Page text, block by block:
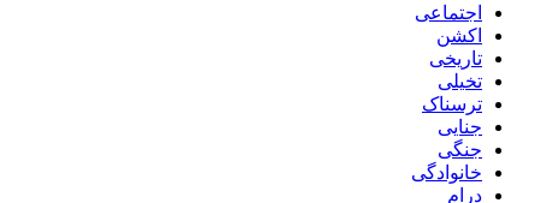
اجتماعی
اکشن
تاریخی
تخیلی
ترسناک
جنایی
جنگی
خانوادگی
درام